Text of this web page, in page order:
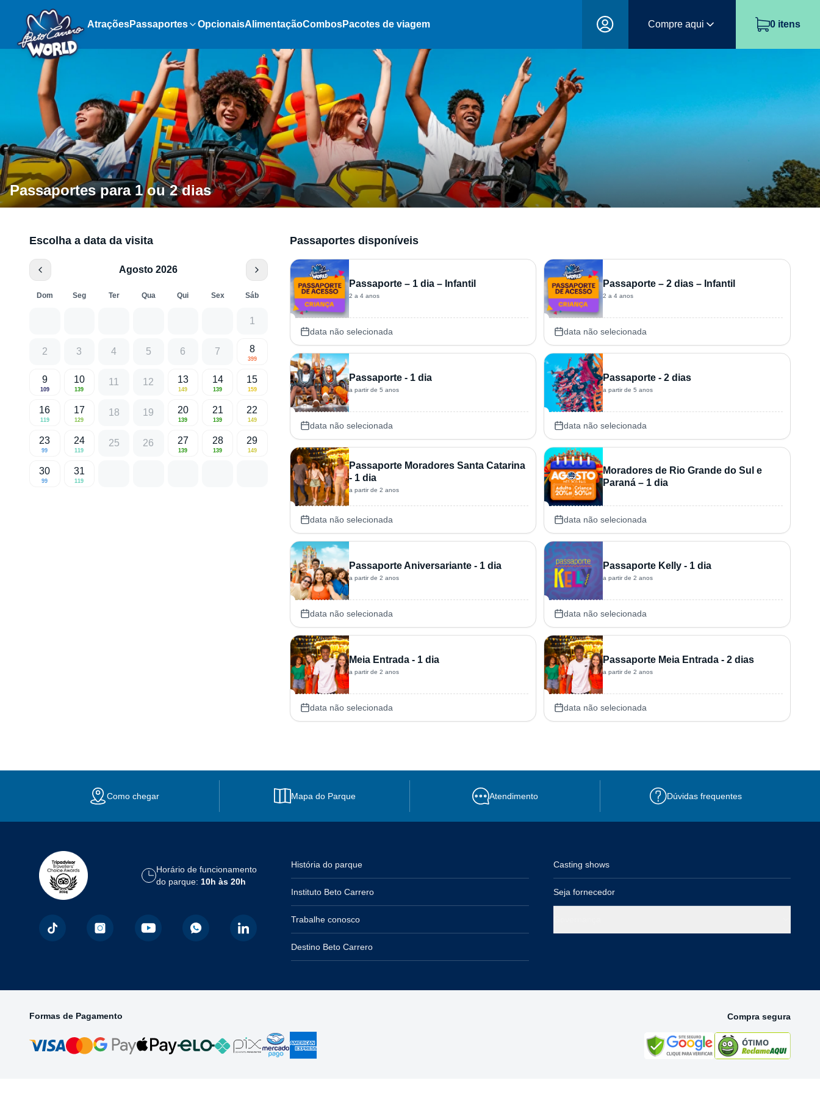
AtraçõesPassaportes OpcionaisAlimentaçãoCombosPacotes de viagem Compre aqui 0 itens
Passaportes para 1 ou 2 dias
Escolha a data da visita
Agosto 2026
Dom Seg Ter Qua Qui Sex Sáb
1
2 3 4 5 6 7 8
399
9
109
10
139
11 12 13
149
14
139
15
159
16
119
17
129
18 19 20
139
21
139
22
149
23
99
24
119
25 26 27
139
28
139
29
149
30
99
31
119
Passaportes disponíveis
Passaporte – 1 dia – Infantil
2 a 4 anos
data não selecionada
Passaporte – 2 dias – Infantil
2 a 4 anos
data não selecionada
Passaporte - 1 dia
a partir de 5 anos
data não selecionada
Passaporte - 2 dias
a partir de 5 anos
data não selecionada
Passaporte Moradores Santa Catarina
- 1 dia
a partir de 2 anos
data não selecionada
Moradores de Rio Grande do Sul e
Paraná – 1 dia
data não selecionada
Passaporte Aniversariante - 1 dia
a partir de 2 anos
data não selecionada
Passaporte Kelly - 1 dia
a partir de 2 anos
data não selecionada
Meia Entrada - 1 dia
a partir de 2 anos
data não selecionada
Passaporte Meia Entrada - 2 dias
a partir de 2 anos
data não selecionada
Como chegar Mapa do Parque Atendimento Dúvidas frequentes
Horário de funcionamento
do parque: 10h às 20h
História do parque
Instituto Beto Carrero
Trabalhe conosco
Destino Beto Carrero
Casting shows
Seja fornecedor
Formas de Pagamento Compra segura